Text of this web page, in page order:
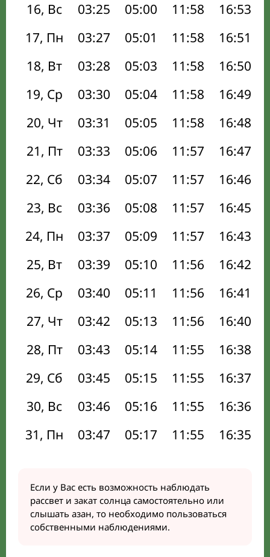
16, Вс
03:25 05:00 11:58 16:53
17, Пн
03:27 05:01 11:58 16:51
18, Вт
03:28 05:03 11:58 16:50
19, Ср
03:30 05:04 11:58 16:49
20, Чт
03:31 05:05 11:58 16:48
21, Пт
03:33 05:06 11:57 16:47
22, Сб
03:34 05:07 11:57 16:46
23, Вс
03:36 05:08 11:57 16:45
24, Пн
03:37 05:09 11:57 16:43
25, Вт
03:39 05:10 11:56 16:42
26, Ср
03:40 05:11 11:56 16:41
27, Чт
03:42 05:13 11:56 16:40
28, Пт
03:43 05:14 11:55 16:38
29, Сб
03:45 05:15 11:55 16:37
30, Вс
03:46 05:16 11:55 16:36
31, Пн
03:47 05:17 11:55 16:35
Если у Вас есть возможность наблюдать
рассвет и закат солнца самостоятельно или
слышать азан, то необходимо пользоваться
собственными наблюдениями.